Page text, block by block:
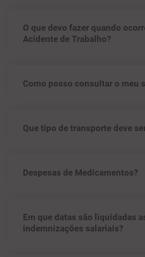
O que devo fazer quando
Acidente de Trabalho?
Como posso consultar o meu
Que tipo de transporte deve
Despesas de Medicamentos?
Em que datas são liquidadas
indemnizações salariais?